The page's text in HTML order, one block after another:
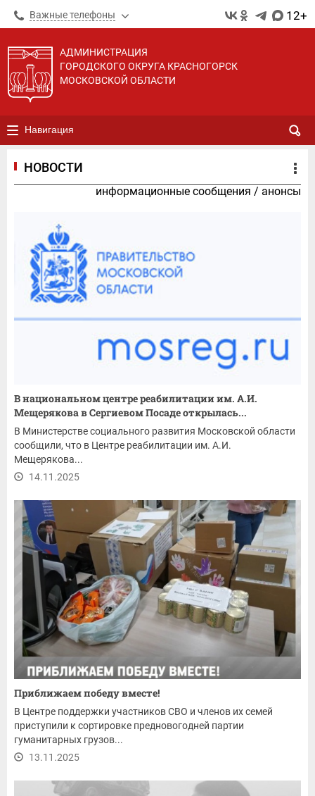
Важные телефоны 12+
АДМИНИСТРАЦИЯ
ГОРОДСКОГО ОКРУГА КРАСНОГОРСК
МОСКОВСКОЙ ОБЛАСТИ
Навигация
НОВОСТИ
информационные сообщения / анонсы
В национальном центре реабилитации им. А.И.
Мещерякова в Сергиевом Посаде открылась...
В Министерстве социального развития Московской области
сообщили, что в Центре реабилитации им. А.И.
Мещерякова...
14.11.2025
Приближаем победу вместе!
В Центре поддержки участников СВО и членов их семей
приступили к сортировке предновогодней партии
гуманитарных грузов...
13.11.2025